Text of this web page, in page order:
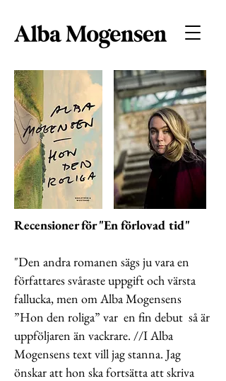
Recensioner för "En förlovad tid"
"Den andra romanen sägs ju vara en
författares svåraste uppgift och värsta
fallucka, men om Alba Mogensens
”Hon den roliga” var en fin debut så är
uppföljaren än vackrare. //I Alba
Mogensens text vill jag stanna. Jag
önskar att hon ska fortsätta att skriva